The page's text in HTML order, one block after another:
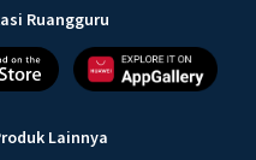
Ruangguru
Lainnya